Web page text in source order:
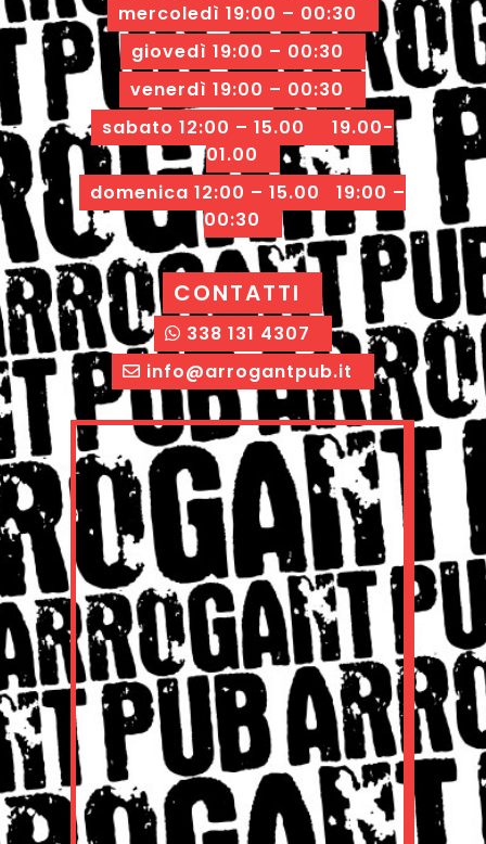
mercoledì 19:00 – 00:30
giovedì 19:00 – 00:30
venerdì 19:00 – 00:30
sabato 12:00 – 15.00 19.00-
01.00
domenica 12:00 – 15.00 19:00 –
00:30
CONTATTI
338 131 4307
info@arrogantpub.it